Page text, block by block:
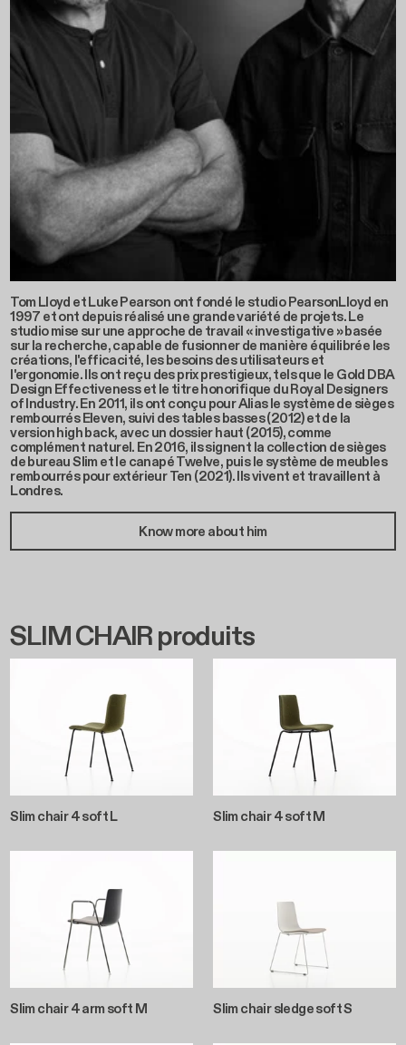
Tom Lloyd et Luke Pearson ont fondé le studio PearsonLloyd en
1997 et ont depuis réalisé une grande variété de projets. Le
studio mise sur une approche de travail « investigative » basée
sur la recherche, capable de fusionner de manière équilibrée les
créations, l'efficacité, les besoins des utilisateurs et
l'ergonomie. Ils ont reçu des prix prestigieux, tels que le Gold DBA
Design Effectiveness et le titre honorifique du Royal Designers
of Industry. En 2011, ils ont conçu pour Alias le système de sièges
rembourrés Eleven, suivi des tables basses (2012) et de la
version high back, avec un dossier haut (2015), comme
complément naturel. En 2016, ils signent la collection de sièges
de bureau Slim et le canapé Twelve, puis le système de meubles
rembourrés pour extérieur Ten (2021). Ils vivent et travaillent à
Londres.
Know more about him
SLIM CHAIR produits
Slim chair 4 soft L Slim chair 4 soft M
Slim chair 4 arm soft M Slim chair sledge soft S